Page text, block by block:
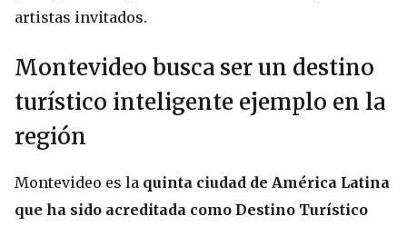
artistas invitados.
Montevideo busca ser un destino
turístico inteligente ejemplo en la
región
Montevideo es la quinta ciudad de América Latina
que ha sido acreditada como Destino Turístico